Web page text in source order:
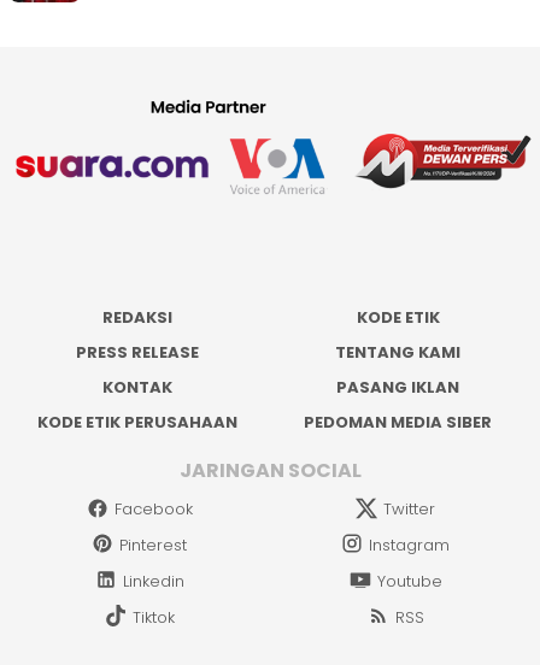
REDAKSI
KODE ETIK
PRESS RELEASE
TENTANG KAMI
KONTAK
PASANG IKLAN
KODE ETIK PERUSAHAAN
PEDOMAN MEDIA SIBER
JARINGAN SOCIAL
Facebook
Twitter
Pinterest
Instagram
Linkedin
Youtube
Tiktok
RSS